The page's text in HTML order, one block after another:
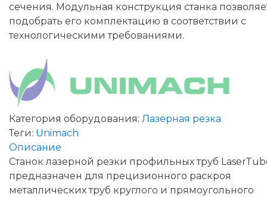
сечения. Модульная конструкция станка
подобрать его комплектацию в соответствии с
технологическими требованиями.
Категория оборудования: Лазерная резка
Теги: Unimach
Описание
Станок лазерной резки профильных труб
предназначен для прецизионного раскроя
металлических труб круглого и прямоугольного